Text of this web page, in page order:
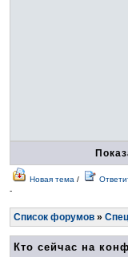
Новая тема /
-
Список форумов »
Кто сейчас на